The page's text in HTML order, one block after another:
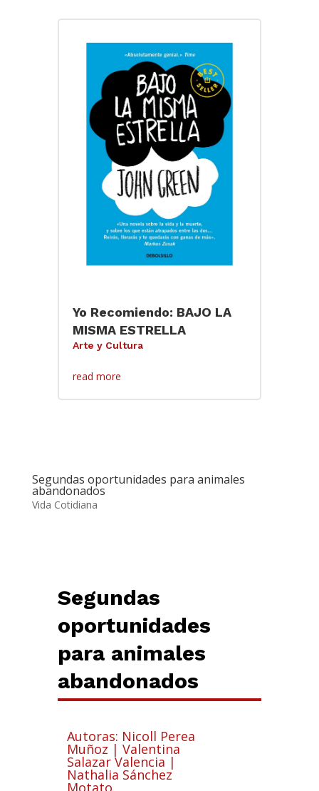
Yo Recomiendo: BAJO LA
MISMA ESTRELLA
Arte y Cultura
read more
Segundas oportunidades para animales
abandonados
Vida Cotidiana
Segundas
oportunidades
para animales
abandonados
Autoras: Nicoll Perea
Muñoz | Valentina
Salazar Valencia |
Nathalia Sánchez